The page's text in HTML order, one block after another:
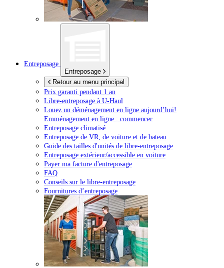
Entreposage
Entreposage
Retour au menu principal
Prix garanti pendant 1 an
Libre-entreposage à U-Haul
Louez un déménagement en ligne aujourd’hui!
Emménagement en ligne : commencer
Entreposage climatisé
Entreposage de VR, de voiture et de bateau
Guide des tailles d'unités de libre-entreposage
Entreposage extérieur/accessible en voiture
Payer ma facture d'entreposage
FAQ
Conseils sur le libre-entreposage
Fournitures d’entreposage